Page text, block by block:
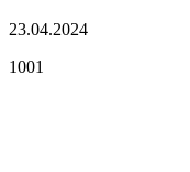
23.04.2024
1001